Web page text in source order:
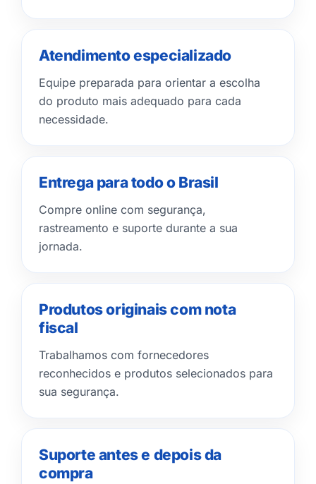
Atendimento especializado
Equipe preparada para orientar a escolha
do produto mais adequado para cada
necessidade.
Entrega para todo o Brasil
Compre online com segurança,
rastreamento e suporte durante a sua
jornada.
Produtos originais com nota
fiscal
Trabalhamos com fornecedores
reconhecidos e produtos selecionados para
sua segurança.
Suporte antes e depois da
compra